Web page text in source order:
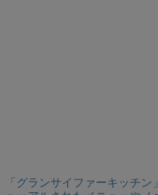
「グランサイファーキッチ